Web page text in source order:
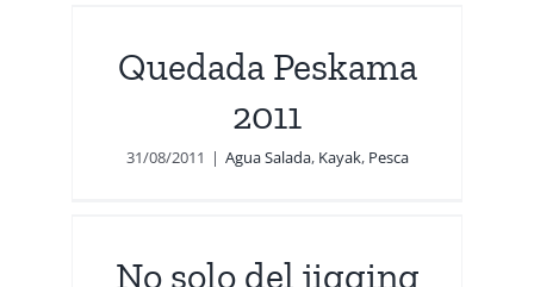
Quedada Peskama
2011
31/08/2011 | Agua Salada, Kayak, Pesca
No solo del jigging